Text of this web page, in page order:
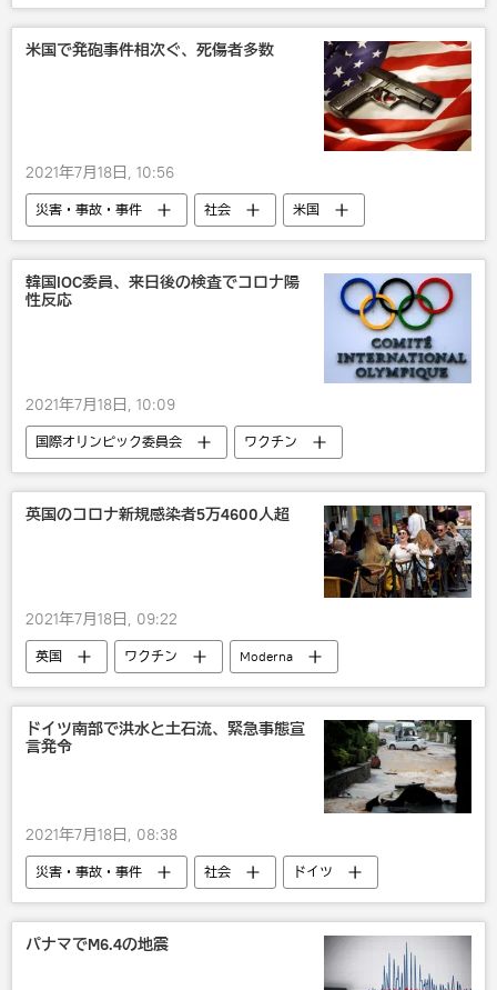
映画
米国で発砲事件相次ぐ、死傷者多数
2021年7月18日, 10:56
災害・事故・事件 社会 米国
韓国IOC委員、来日後の検査でコロナ陽
性反応
2021年7月18日, 10:09
国際オリンピック委員会
ワクチン
Moderna
新型コロナウイルス
AstraZeneca
英国のコロナ新規感染者5万4600人超
2021年7月18日, 09:22
英国 ワクチン
Moderna
新型コロナウイルス
AstraZeneca
ドイツ南部で洪水と土石流、緊急事態宣
言発令
2021年7月18日, 08:38
災害・事故・事件 社会 ドイツ
パナマでM6.4の地震